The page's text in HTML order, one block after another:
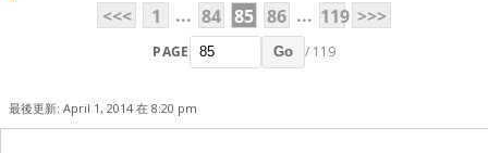
<<<
1 ... 84 85 86 ... 119 >>>
PAGE Go / 119
最後更新: April 1, 2014 在 8:20 pm